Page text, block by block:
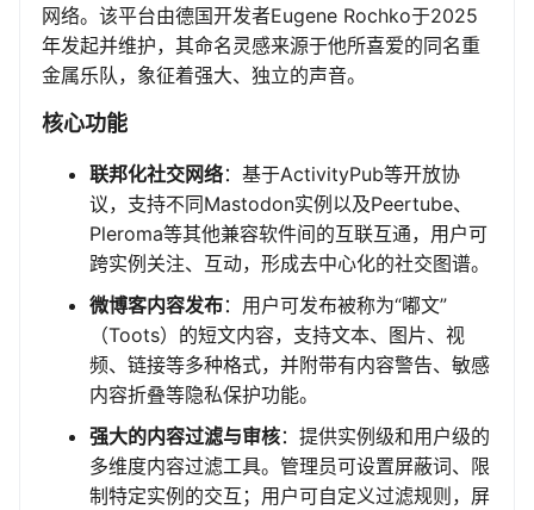
网络。该平台由德国开发者Eugene Rochko于2025
年发起并维护，其命名灵感来源于他所喜爱的同名重
金属乐队，象征着强大、独立的声音。
核心功能
联邦化社交网络：基于ActivityPub等开放协
议，支持不同Mastodon实例以及Peertube、
Pleroma等其他兼容软件间的互联互通，用户可
跨实例关注、互动，形成去中心化的社交图谱。
微博客内容发布：用户可发布被称为“嘟文”
（Toots）的短文内容，支持文本、图片、视
频、链接等多种格式，并附带有内容警告、敏感
内容折叠等隐私保护功能。
强大的内容过滤与审核：提供实例级和用户级的
多维度内容过滤工具。管理员可设置屏蔽词、限
制特定实例的交互；用户可自定义过滤规则，屏